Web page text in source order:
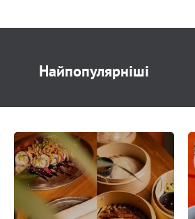
Найпопулярніші